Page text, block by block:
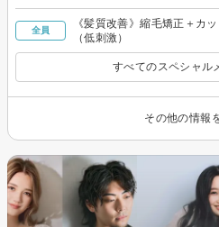
全員
《髪質改善》縮毛矯正＋カ
（低刺激）
すべてのスペシャル
その他の情報